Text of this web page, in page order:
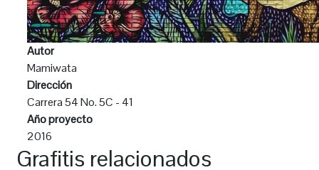
Autor
Mamiwata
Dirección
Carrera 54 No. 5C - 41
Año proyecto
2016
Grafitis relacionados